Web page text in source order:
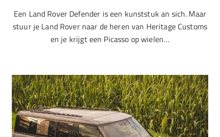
Een Land Rover Defender is een kunststuk an sich. Maar
stuur je Land Rover naar de heren van Heritage Customs
en je krijgt een Picasso op wielen…